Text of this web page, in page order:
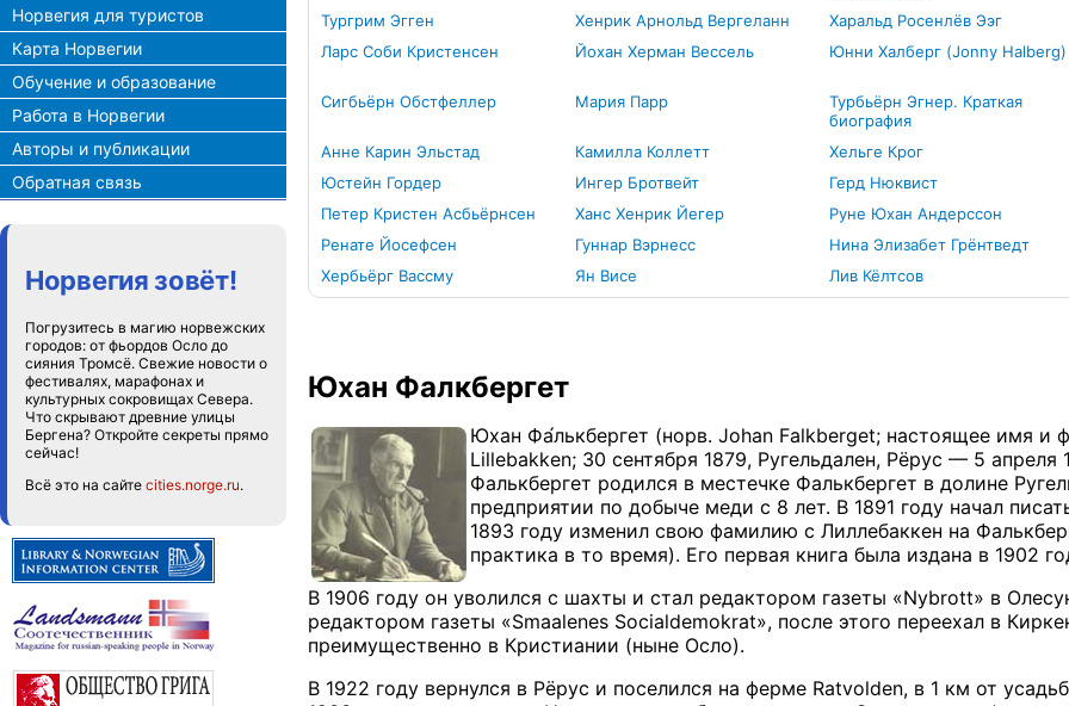
Норвегия для туристов
Карта Норвегии
Обучение и образование
Работа в Норвегии
Авторы и публикации
Обратная связь
Норвегия зовёт!
Погрузитесь в магию норвежских
городов: от фьордов Осло до
сияния Тромсё. Свежие новости о
фестивалях, марафонах и
культурных сокровищах Севера.
Что скрывают древние улицы
Бергена? Откройте секреты прямо
сейчас!
Всё это на сайте cities.norge.ru.
Тургрим Эгген Хенрик Арнольд Вергеланн Харальд Росенлёв Ээг
Ларс Соби Кристенсен
Йохан Херман Вессель Юнни Халберг (Jonny Halberg)
Сигбьёрн Обстфеллер Мария Парр
Турбьёрн Эгнер. Краткая
биография
Анне Карин Эльстад Камилла Коллетт Хельге Крог
Юстейн Гордер
Ингер Бротвейт Герд Нюквист
Петер Кристен Асбьёрнсен
Ханс Хенрик Йегер Руне Юхан Андерссон
Ренате Йосефсен
Гуннар Вэрнесс Нина Элизабет Грёнтведт
Хербьёрг Вассму
Ян Висе Лив Кёлтсов
Юхан Фалкбергет
Юхан Фа́лькбергет (норв. Johan Falkberget; настоящее имя и
Lillebakken; 30 сентября 1879, Ругельдален, Рёрус — 5
Фалькбергет родился в местечке Фалькбергет в долине
предприятии по добыче меди с 8 лет. В 1891 году начал
1893 году изменил свою фамилию с Лиллебаккен на
практика в то время). Его первая книга была издана в 1902
В 1906 году он уволился с шахты и стал редактором газеты «Nybrott» в
редактором газеты «Smaalenes Socialdemokrat», после этого переехал в
преимущественно в Кристиании (ныне Осло).
В 1922 году вернулся в Рёрус и поселился на ферме Ratvolden, в 1 км от